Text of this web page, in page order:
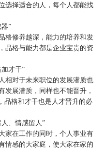
选择适合的人，每个人都能找
”
格修养越深，能力的培养和发
品格与能力都是企业宝贵的资
才干”
相对于未来职位的发展潜质也
发展潜质，同样也不能晋升，
品格和才干也是人才晋升的必
、情感留人”
家在工作的同时，个人事业有
情感的大家庭，使大家在家的